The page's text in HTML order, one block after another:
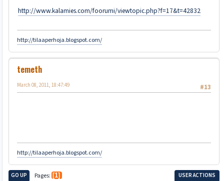
http://www.kalamies.com/foorumi/viewtopic.php?f=17&t=42832
http://tilaaperhoja.blogspot.com/
temeth
#13
March 08, 2011, 18:47:49
http://tilaaperhoja.blogspot.com/
GO UP Pages 1 USER ACTIONS